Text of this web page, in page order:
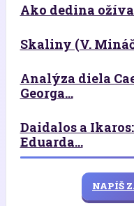
Ako dedina
Skaliny (V.
Analýza diela
Georga...
Daidalos a
Eduarda...
NAPÍŠ